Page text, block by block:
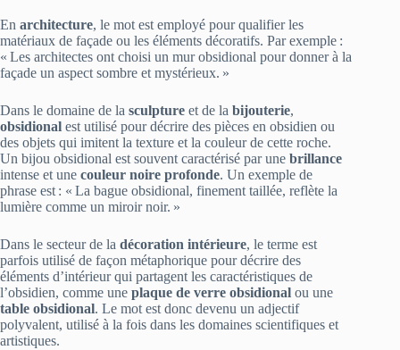
En architecture, le mot est employé pour qualifier les
matériaux de façade ou les éléments décoratifs. Par exemple :
« Les architectes ont choisi un mur obsidional pour donner à la
façade un aspect sombre et mystérieux. »
Dans le domaine de la sculpture et de la bijouterie,
obsidional est utilisé pour décrire des pièces en obsidien ou
des objets qui imitent la texture et la couleur de cette roche.
Un bijou obsidional est souvent caractérisé par une brillance
intense et une couleur noire profonde. Un exemple de
phrase est : « La bague obsidional, finement taillée, reflète la
lumière comme un miroir noir. »
Dans le secteur de la décoration intérieure, le terme est
parfois utilisé de façon métaphorique pour décrire des
éléments d’intérieur qui partagent les caractéristiques de
l’obsidien, comme une plaque de verre obsidional ou une
table obsidional. Le mot est donc devenu un adjectif
polyvalent, utilisé à la fois dans les domaines scientifiques et
artistiques.